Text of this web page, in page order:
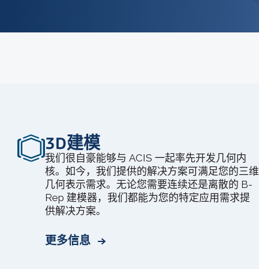
3D建模
我们很自豪能够与 ACIS 一起率先开发几何内
核。如今，我们提供的解决方案可满足您的三维
几何表示需求。无论您需要连续还是离散的 B-
Rep 建模器，我们都能为您的特定应用需求提
供解决方案。
更多信息